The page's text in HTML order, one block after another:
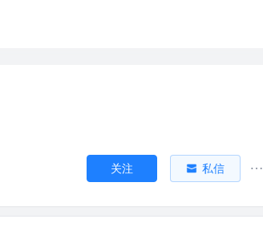
关注 私信